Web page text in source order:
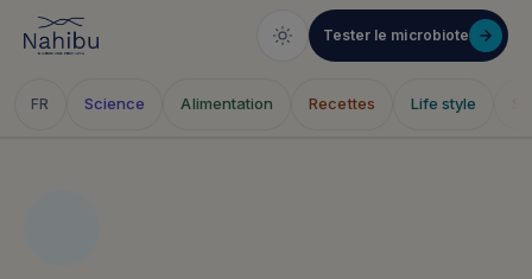
Tester le microbiote
FR Science Alimentation Recettes Life style